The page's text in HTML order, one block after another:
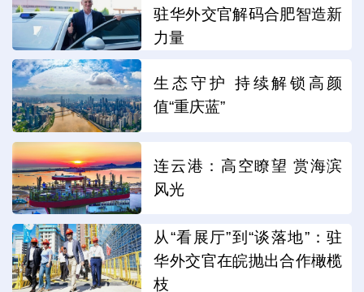
驻华外交官解码合肥智造新
力量
生态守护 持续解锁高颜
值“重庆蓝”
连云港：高空瞭望 赏海滨
风光
从“看展厅”到“谈落地”：驻
华外交官在皖抛出合作橄榄
枝